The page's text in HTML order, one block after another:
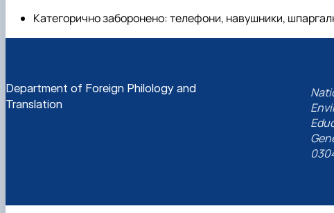
Категорично заборонено: телефони, навушники,
Department of Foreign Philology and
Translation